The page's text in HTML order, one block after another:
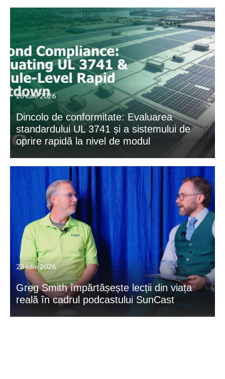
28 iulie 2026
Dincolo de conformitate: Evaluarea
standardului UL 3741 și a sistemului de
oprire rapidă la nivel de modul
23 iulie 2026
Greg Smith împărtășește lecții din viața
reală în cadrul podcastului SunCast